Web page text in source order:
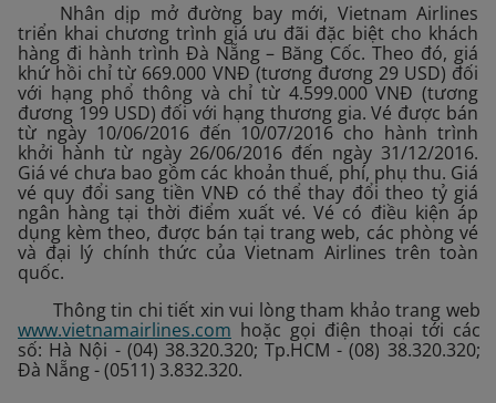
Nhân dịp mở đường bay mới, Vietnam Airlines
triển khai chương trình giá ưu đãi đặc biệt cho khách
hàng đi hành trình Đà Nẵng – Băng Cốc. Theo đó, giá
khứ hồi chỉ từ 669.000 VNĐ (tương đương 29 USD) đối
với hạng phổ thông và chỉ từ 4.599.000 VNĐ (tương
đương 199 USD) đối với hạng thương gia. Vé được bán
từ ngày 10/06/2016 đến 10/07/2016 cho hành trình
khởi hành từ ngày 26/06/2016 đến ngày 31/12/2016.
Giá vé chưa bao gồm các khoản thuế, phí, phụ thu. Giá
vé quy đổi sang tiền VNĐ có thể thay đổi theo tỷ giá
ngân hàng tại thời điểm xuất vé. Vé có điều kiện áp
dụng kèm theo, được bán tại trang web, các phòng vé
và đại lý chính thức của Vietnam Airlines trên toàn
quốc.
Thông tin chi tiết xin vui lòng tham khảo trang web
www.vietnamairlines.com hoặc gọi điện thoại tới các
số: Hà Nội - (04) 38.320.320; Tp.HCM - (08) 38.320.320;
Đà Nẵng - (0511) 3.832.320.